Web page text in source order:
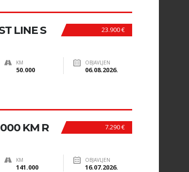
23.900 €
LINE S
KM
50.000
OBJAVLJEN
06.08.2026.
7.290 €
KM R
KM
141.000
OBJAVLJEN
16.07.2026.